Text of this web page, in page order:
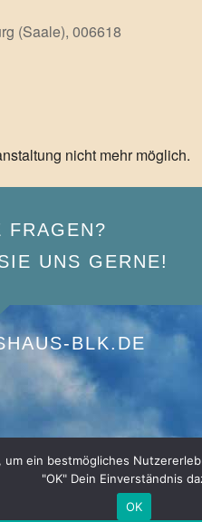
(Saale), 006618
nicht mehr möglich.
FRAGEN?
UNS GERNE!
BLK.DE
um ein bestmögliches
"OK" Dein Einverständnis
OK